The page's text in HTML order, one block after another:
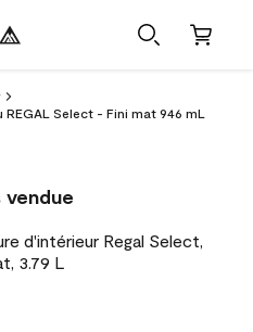
Select - Fini mat 946 mL
vendue